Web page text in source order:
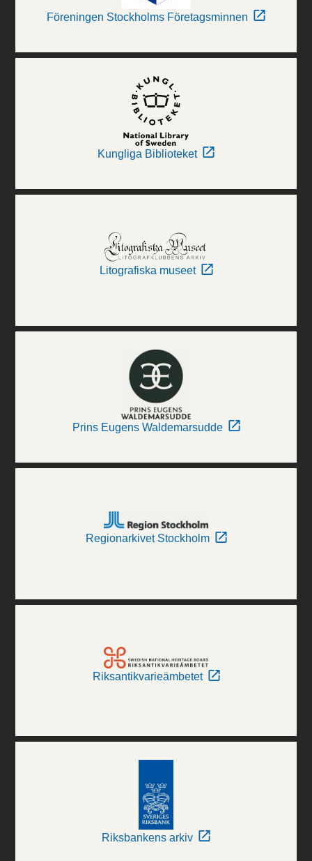
Föreningen Stockholms Företagsminnen
Kungliga Biblioteket
Litografiska museet
Prins Eugens Waldemarsudde
Regionarkivet Stockholm
Riksantikvarieämbetet
Riksbankens arkiv